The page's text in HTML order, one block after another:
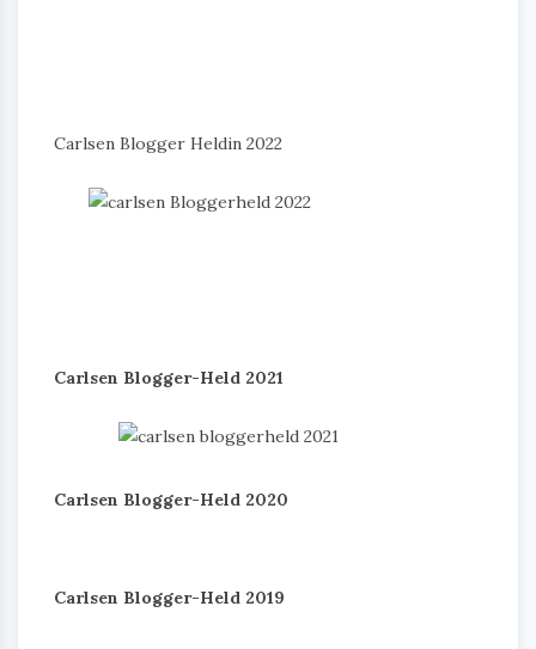
Carlsen Blogger Heldin 2022
Carlsen Blogger-Held 2021
Carlsen Blogger-Held 2020
Carlsen Blogger-Held 2019